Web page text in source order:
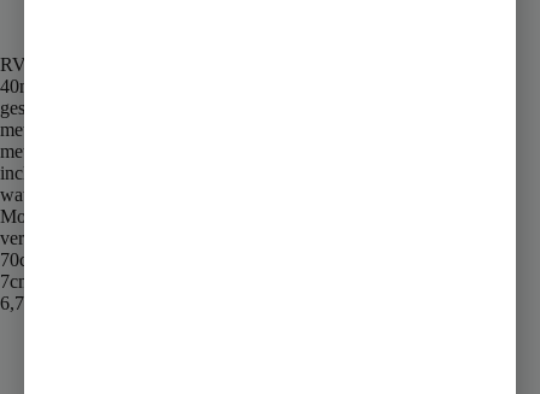
RVS 3e GENERATIE douchegoot (inclusief RVS rooster)
40mm zij-aansluiting
geschikt voor muurmontage
met uitneembaar RVS waterslot
met uitneembaar haarfilter
inclusief verloopmof 40/50mm
waterdicht membraan meegeleverd
Mooi afgewerkte randen
verstelbare poten
70cm lang
7cm breed
6,7cm inbouwdiepte